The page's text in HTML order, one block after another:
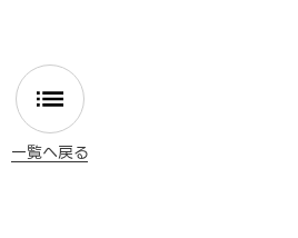
一覧へ戻る